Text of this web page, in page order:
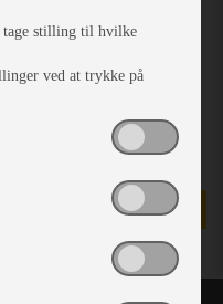
tage stilling til hvilke
ved at trykke på